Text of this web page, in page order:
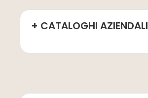
+ CATALOGHI AZIENDALI